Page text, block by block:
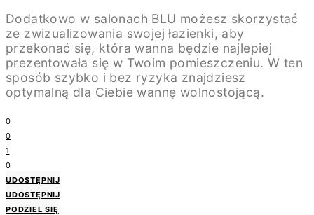
Dodatkowo w salonach BLU możesz skorzystać
ze zwizualizowania swojej łazienki, aby
przekonać się, która wanna będzie najlepiej
prezentowała się w Twoim pomieszczeniu. W ten
sposób szybko i bez ryzyka znajdziesz
optymalną dla Ciebie wannę wolnostojącą.
0
0
1
0
UDOSTĘPNIJ
UDOSTĘPNIJ
PODZIEL SIĘ